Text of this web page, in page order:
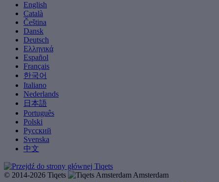
English
Català
Čeština
Dansk
Deutsch
Ελληνικά
Español
Français
한국어
Italiano
Nederlands
日本語
Português
Polski
Русский
Svenska
中文
© 2014-2026 Tiqets
Amsterdam